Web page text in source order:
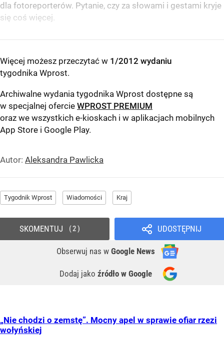
dla fotoreporterów. Pytanie, czy za słowami i gestami kryje
się coś więcej.
Więcej możesz przeczytać w 1/2012 wydaniu
tygodnika Wprost.
Archiwalne wydania tygodnika Wprost dostępne są
w specjalnej ofercie WPROST PREMIUM
oraz we wszystkich e-kioskach i w aplikacjach mobilnych
App Store i Google Play.
Autor: Aleksandra Pawlicka
Tygodnik Wprost Wiadomości Kraj
UDOSTĘPNIJ
Obserwuj nas w Google News
Dodaj jako źródło w Google
SKOMENTUJ 2
„Nie chodzi o zemstę”. Mocny apel w sprawie ofiar rzezi
wołyńskiej